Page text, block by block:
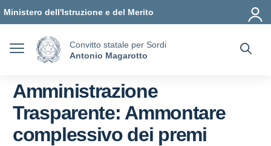
Ministero dell'Istruzione e del Merito
Convitto statale per Sordi
Antonio Magarotto
Amministrazione
Trasparente: Ammontare
complessivo dei premi